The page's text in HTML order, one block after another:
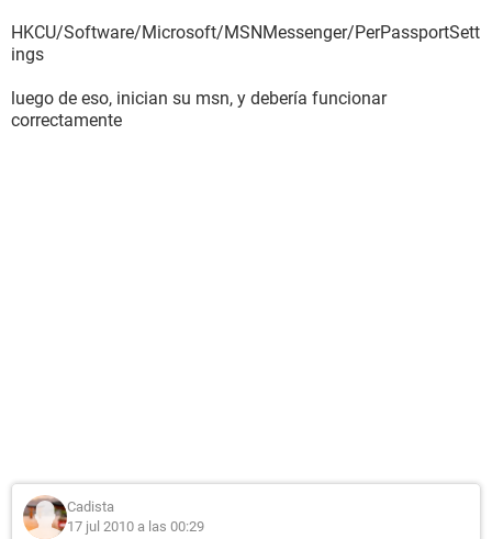
HKCU/Software/Microsoft/MSNMessenger/PerPassportSett
ings
luego de eso, inician su msn, y debería funcionar
correctamente
Cadista
17 jul 2010 a las 00:29